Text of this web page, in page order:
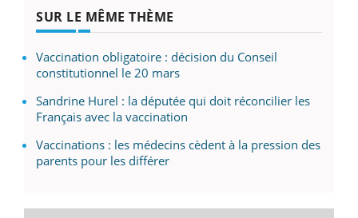
SUR LE MÊME THÈME
Vaccination obligatoire : décision du Conseil
constitutionnel le 20 mars
Sandrine Hurel : la députée qui doit réconcilier les
Français avec la vaccination
Vaccinations : les médecins cèdent à la pression des
parents pour les différer